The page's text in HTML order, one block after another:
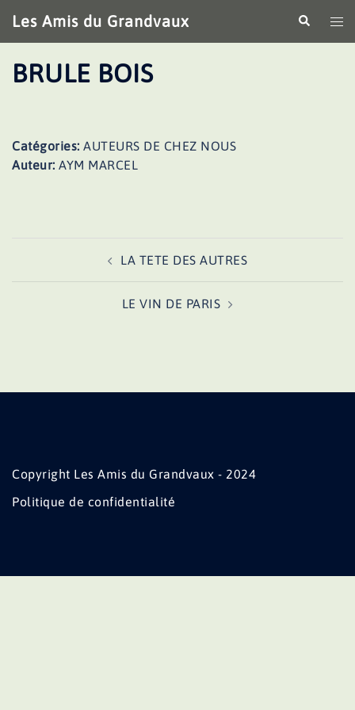
au
contenu
Les Amis du Grandvaux
le
BRULE BOIS
Catégories: AUTEURS DE CHEZ NOUS
Auteur: AYM MARCEL
LA TETE DES AUTRES
LE VIN DE PARIS
Copyright Les Amis du Grandvaux - 2024
Politique de confidentialité